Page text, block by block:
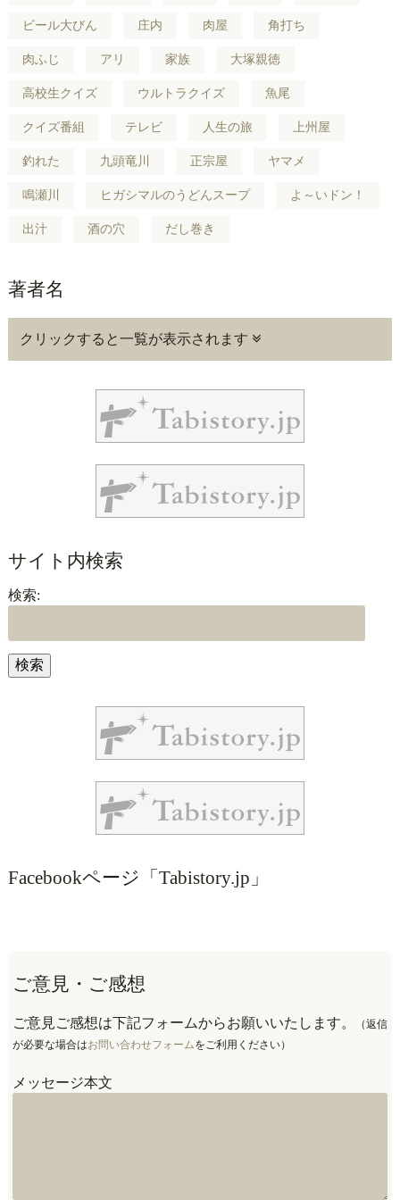
ビール大びん 庄内 肉屋 角打ち
肉ふじ アリ 家族 大塚親徳
高校生クイズ ウルトラクイズ 魚尾
クイズ番組 テレビ 人生の旅 上州屋
釣れた 九頭竜川 正宗屋 ヤマメ
鳴瀬川 ヒガシマルのうどんスープ よ～いドン！
出汁 酒の穴 だし巻き
著者名
クリックすると一覧が表示されます
サイト内検索
検索:
Facebookページ「Tabistory.jp」
ご意見・ご感想
ご意見ご感想は下記フォームからお願いいたします。
（返信
が必要な場合はお問い合わせフォームをご利用ください）
メッセージ本文